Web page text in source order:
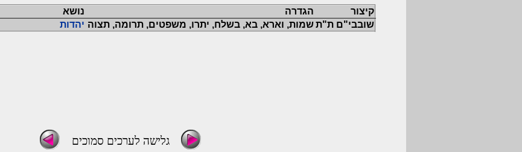
קיצור הגדרה נושא
שובבי"ם ת"ת שמות, וארא, בא, בשלח, יתרו, משפטים, תרומה, תצוה יהדות
גלישה לערכים סמוכים